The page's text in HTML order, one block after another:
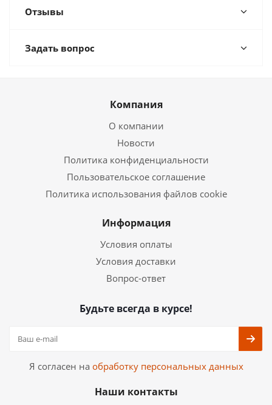
Отзывы
Задать вопрос
Компания
О компании
Новости
Политика конфиденциальности
Пользовательское соглашение
Политика использования файлов cookie
Информация
Условия оплаты
Условия доставки
Вопрос-ответ
Будьте всегда в курсе!
Я согласен на обработку персональных данных
Наши контакты